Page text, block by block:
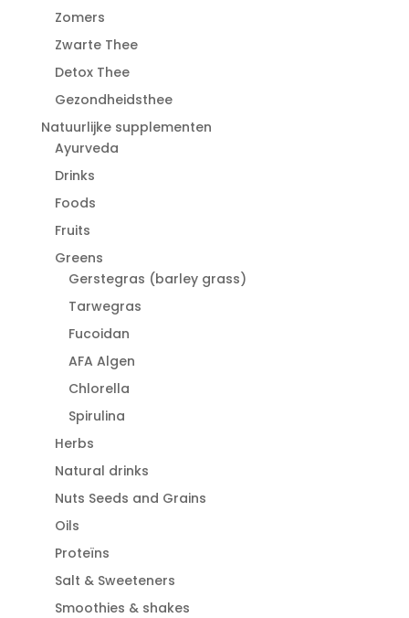
Zomers
Zwarte Thee
Detox Thee
Gezondheidsthee
Natuurlijke supplementen
Ayurveda
Drinks
Foods
Fruits
Greens
Gerstegras (barley grass)
Tarwegras
Fucoidan
AFA Algen
Chlorella
Spirulina
Herbs
Natural drinks
Nuts Seeds and Grains
Oils
Proteïns
Salt & Sweeteners
Smoothies & shakes